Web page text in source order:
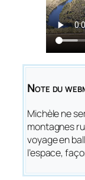
Note du
Michèle ne
montagnes
voyage en
l’espace,